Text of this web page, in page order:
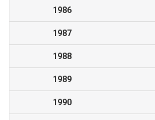
1986
1987
1988
1989
1990